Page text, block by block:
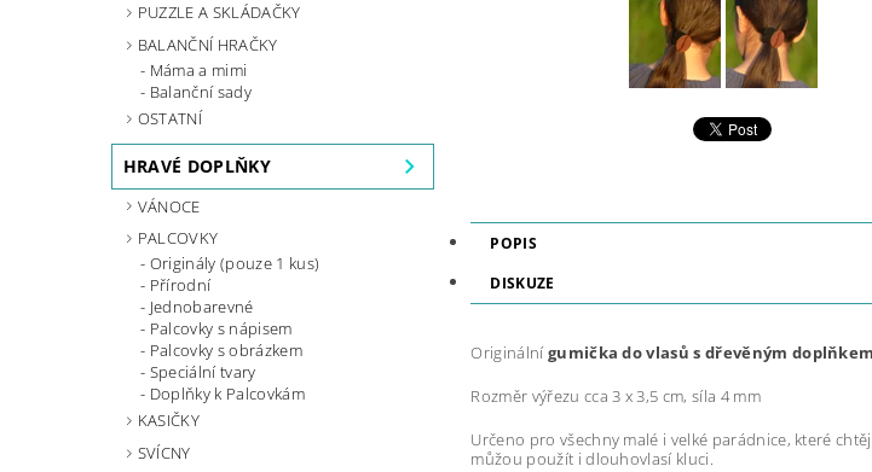
PUZZLE A SKLÁDAČKY
BALANČNÍ HRAČKY
Máma a mimi
Balanční sady
OSTATNÍ
HRAVÉ DOPLŇKY
VÁNOCE
PALCOVKY
Originály (pouze 1 kus)
Přírodní
Jednobarevné
Palcovky s nápisem
Palcovky s obrázkem
Speciální tvary
Doplňky k Palcovkám
KASIČKY
SVÍCNY
POPIS
DISKUZE
Originální gumička do vlasů s dřevěným doplňkem
Rozměr výřezu cca3 x 3,5 cm, síla 4 mm
Určeno pro všechny malé i velké parádnice, které
můžou použít i dlouhovlasí kluci.